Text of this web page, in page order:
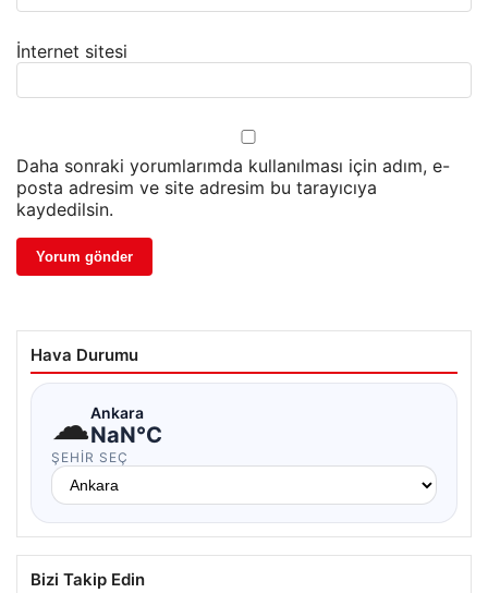
İnternet sitesi
Daha sonraki yorumlarımda kullanılması için adım, e-
posta adresim ve site adresim bu tarayıcıya
kaydedilsin.
Hava Durumu
☁Ankara
NaN°C
ŞEHIR SEÇ
Bizi Takip Edin